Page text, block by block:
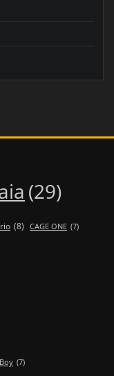
(29)
(8) CAGE ONE (7)
(7)